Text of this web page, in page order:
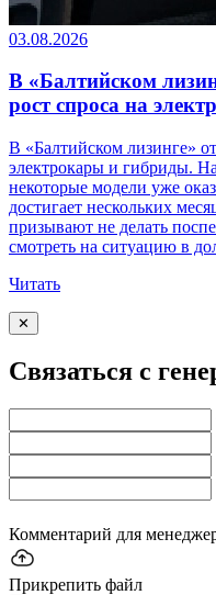
03.08.2026
В «Балтийском
рост спроса на
В «Балтийском лизинге»
электрокары и гибриды.
некоторые модели уже
достигает нескольких
призывают не делать
смотреть на ситуацию в
Читать
✕
Связаться с
Комментарий для
Прикрепить файл